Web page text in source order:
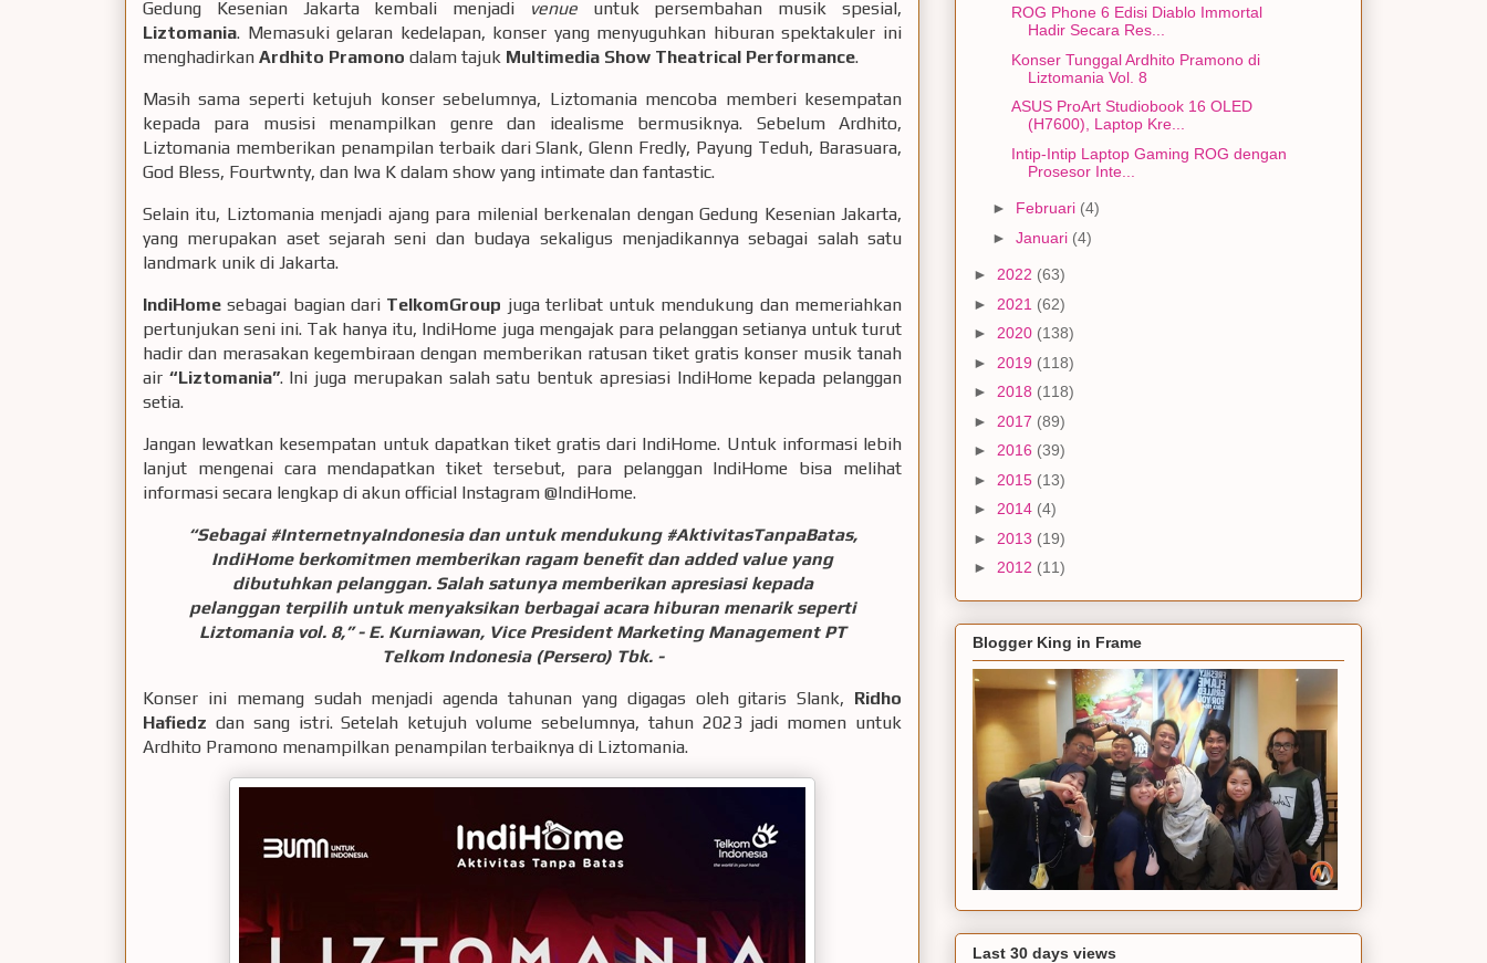
Gedung Kesenian Jakarta kembali menjadi venue untuk persembahan musik spesial,
Liztomania. Memasuki gelaran kedelapan, konser yang menyuguhkan hiburan spektakuler ini
menghadirkan Ardhito Pramono dalam tajuk Multimedia Show Theatrical Performance.
Masih sama seperti ketujuh konser sebelumnya, Liztomania mencoba memberi kesempatan
kepada para musisi menampilkan genre dan idealisme bermusiknya. Sebelum Ardhito,
Liztomania memberikan penampilan terbaik dari Slank, Glenn Fredly, Payung Teduh, Barasuara,
God Bless, Fourtwnty, dan Iwa K dalam show yang intimate dan fantastic.
Selain itu, Liztomania menjadi ajang para milenial berkenalan dengan Gedung Kesenian Jakarta,
yang merupakan aset sejarah seni dan budaya sekaligus menjadikannya sebagai salah satu
landmark unik di Jakarta.
IndiHomesebagai bagian dari TelkomGroup juga terlibat untuk mendukung dan memeriahkan
pertunjukan seni ini. Tak hanya itu, IndiHome juga mengajak para pelanggan setianya untuk turut
hadir dan merasakan kegembiraan dengan memberikan ratusan tiket gratis konser musik tanah
air “Liztomania”. Ini juga merupakan salah satu bentuk apresiasi IndiHome kepada pelanggan
setia.
Jangan lewatkan kesempatan untuk dapatkan tiket gratis dari IndiHome. Untuk informasi lebih
lanjut mengenai cara mendapatkan tiket tersebut, para pelanggan IndiHome bisa melihat
informasi secara lengkap di akun official Instagram @IndiHome.
“Sebagai #InternetnyaIndonesia dan untuk mendukung #AktivitasTanpaBatas,
IndiHome berkomitmen memberikan ragam benefit dan added value yang
dibutuhkan pelanggan. Salah satunya memberikan apresiasi kepada
pelanggan terpilih untuk menyaksikan berbagai acara hiburan menarik seperti
Liztomania vol. 8,”- E. Kurniawan, Vice President Marketing Management PT
Telkom Indonesia (Persero) Tbk. -
Konser ini memang sudah menjadi agenda tahunan yang digagas oleh gitaris Slank, Ridho
Hafiedz dan sang istri. Setelah ketujuh volume sebelumnya, tahun 2023 jadi momen untuk
Ardhito Pramono menampilkan penampilan terbaiknya di Liztomania.
ROG Phone 6 Edisi Diablo Immortal
Hadir Secara Res...
Konser Tunggal Ardhito Pramono di
Liztomania Vol. 8
ASUS ProArt Studiobook 16 OLED
(H7600), Laptop Kre...
Intip-Intip Laptop Gaming ROG dengan
Prosesor Inte...
► Februari (4)
► Januari (4)
► 2022 (63)
► 2021 (62)
► 2020 (138)
► 2019 (118)
► 2018 (118)
► 2017 (89)
► 2016 (39)
► 2015 (13)
► 2014 (4)
► 2013 (19)
► 2012 (11)
Blogger King in Frame
Last 30 days views